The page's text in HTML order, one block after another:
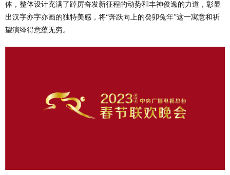
体，整体设计充满了踔厉奋发新征程的动势和丰神俊逸的力道，彰显
出汉字亦字亦画的独特美感，将“奔跃向上的癸卯兔年”这一寓意和祈
望演绎得意蕴无穷。